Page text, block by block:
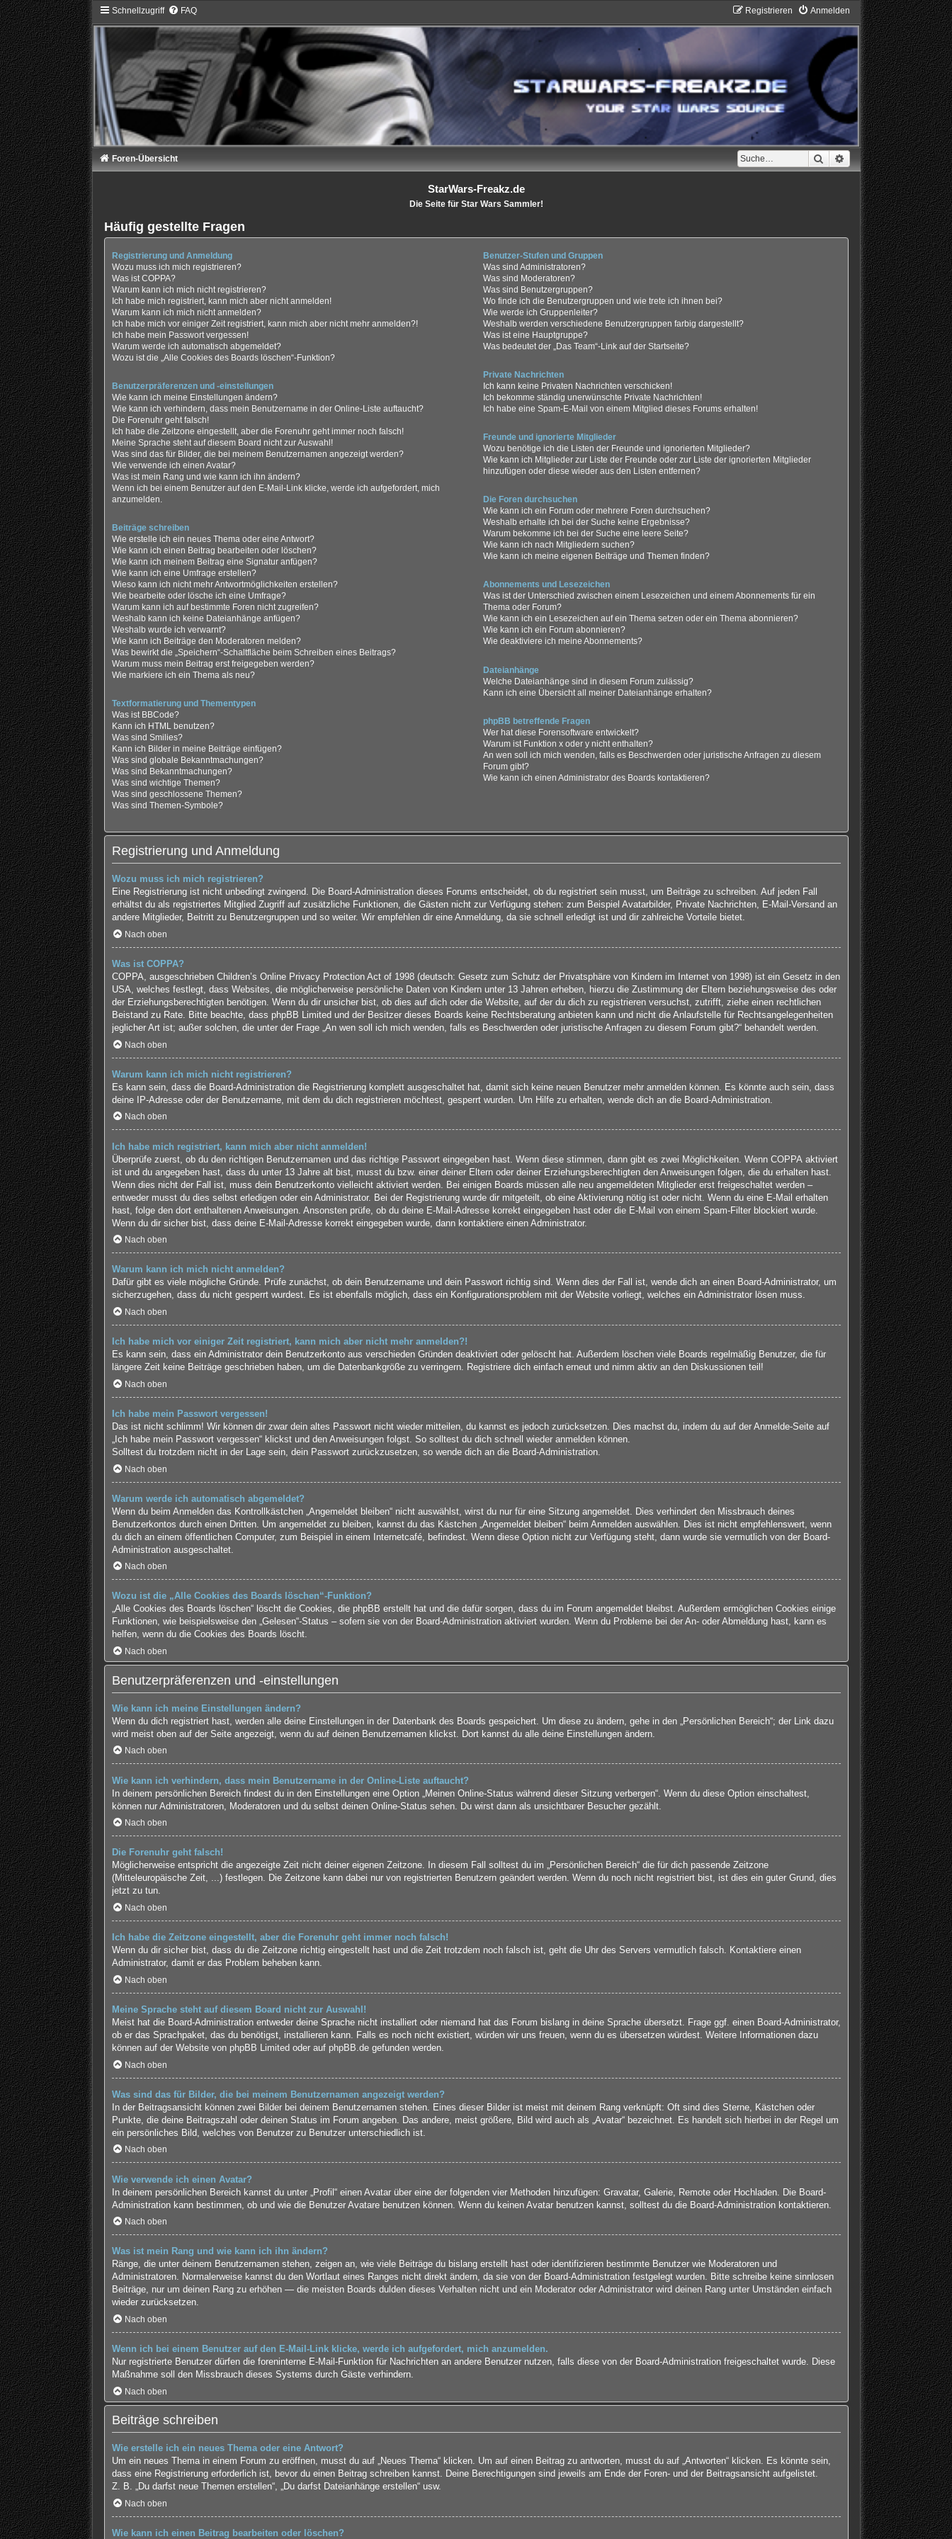
Schnellzugriff FAQ Anmelden
Registrieren
Suche Erweiterte Suche
Foren-Übersicht
StarWars-Freakz.de
Die Seite für Star Wars Sammler!
Häufig gestellte Fragen
Registrierung und Anmeldung
Wozu muss ich mich registrieren?
Was ist COPPA?
Warum kann ich mich nicht registrieren?
Ich habe mich registriert, kann mich aber nicht anmelden!
Warum kann ich mich nicht anmelden?
Ich habe mich vor einiger Zeit registriert, kann mich aber nicht mehr anmelden?!
Ich habe mein Passwort vergessen!
Warum werde ich automatisch abgemeldet?
Wozu ist die „Alle Cookies des Boards löschen“-Funktion?
Benutzerpräferenzen und -einstellungen
Wie kann ich meine Einstellungen ändern?
Wie kann ich verhindern, dass mein Benutzername in der Online-Liste auftaucht?
Die Forenuhr geht falsch!
Ich habe die Zeitzone eingestellt, aber die Forenuhr geht immer noch falsch!
Meine Sprache steht auf diesem Board nicht zur Auswahl!
Was sind das für Bilder, die bei meinem Benutzernamen angezeigt werden?
Wie verwende ich einen Avatar?
Was ist mein Rang und wie kann ich ihn ändern?
Wenn ich bei einem Benutzer auf den E-Mail-Link klicke, werde ich aufgefordert, mich
anzumelden.
Beiträge schreiben
Wie erstelle ich ein neues Thema oder eine Antwort?
Wie kann ich einen Beitrag bearbeiten oder löschen?
Wie kann ich meinem Beitrag eine Signatur anfügen?
Wie kann ich eine Umfrage erstellen?
Wieso kann ich nicht mehr Antwortmöglichkeiten erstellen?
Wie bearbeite oder lösche ich eine Umfrage?
Warum kann ich auf bestimmte Foren nicht zugreifen?
Weshalb kann ich keine Dateianhänge anfügen?
Weshalb wurde ich verwarnt?
Wie kann ich Beiträge den Moderatoren melden?
Was bewirkt die „Speichern“-Schaltfläche beim Schreiben eines Beitrags?
Warum muss mein Beitrag erst freigegeben werden?
Wie markiere ich ein Thema als neu?
Textformatierung und Thementypen
Was ist BBCode?
Kann ich HTML benutzen?
Was sind Smilies?
Kann ich Bilder in meine Beiträge einfügen?
Was sind globale Bekanntmachungen?
Was sind Bekanntmachungen?
Was sind wichtige Themen?
Was sind geschlossene Themen?
Was sind Themen-Symbole?
Benutzer-Stufen und Gruppen
Was sind Administratoren?
Was sind Moderatoren?
Was sind Benutzergruppen?
Wo finde ich die Benutzergruppen und wie trete ich ihnen bei?
Wie werde ich Gruppenleiter?
Weshalb werden verschiedene Benutzergruppen farbig dargestellt?
Was ist eine Hauptgruppe?
Was bedeutet der „Das Team“-Link auf der Startseite?
Private Nachrichten
Ich kann keine Privaten Nachrichten verschicken!
Ich bekomme ständig unerwünschte Private Nachrichten!
Ich habe eine Spam-E-Mail von einem Mitglied dieses Forums erhalten!
Freunde und ignorierte Mitglieder
Wozu benötige ich die Listen der Freunde und ignorierten Mitglieder?
Wie kann ich Mitglieder zur Liste der Freunde oder zur Liste der ignorierten Mitglieder
hinzufügen oder diese wieder aus den Listen entfernen?
Die Foren durchsuchen
Wie kann ich ein Forum oder mehrere Foren durchsuchen?
Weshalb erhalte ich bei der Suche keine Ergebnisse?
Warum bekomme ich bei der Suche eine leere Seite?
Wie kann ich nach Mitgliedern suchen?
Wie kann ich meine eigenen Beiträge und Themen finden?
Abonnements und Lesezeichen
Was ist der Unterschied zwischen einem Lesezeichen und einem Abonnements für ein
Thema oder Forum?
Wie kann ich ein Lesezeichen auf ein Thema setzen oder ein Thema abonnieren?
Wie kann ich ein Forum abonnieren?
Wie deaktiviere ich meine Abonnements?
Dateianhänge
Welche Dateianhänge sind in diesem Forum zulässig?
Kann ich eine Übersicht all meiner Dateianhänge erhalten?
phpBB betreffende Fragen
Wer hat diese Forensoftware entwickelt?
Warum ist Funktion x oder y nicht enthalten?
An wen soll ich mich wenden, falls es Beschwerden oder juristische Anfragen zu diesem
Forum gibt?
Wie kann ich einen Administrator des Boards kontaktieren?
Registrierung und Anmeldung
Wozu muss ich mich registrieren?
Eine Registrierung ist nicht unbedingt zwingend. Die Board-Administration dieses Forums entscheidet, ob du registriert sein musst, um Beiträge zu schreiben. Auf jeden Fall
erhältst du als registriertes Mitglied Zugriff auf zusätzliche Funktionen, die Gästen nicht zur Verfügung stehen: zum Beispiel Avatarbilder, Private Nachrichten, E-Mail-Versand an
andere Mitglieder, Beitritt zu Benutzergruppen und so weiter. Wir empfehlen dir eine Anmeldung, da sie schnell erledigt ist und dir zahlreiche Vorteile bietet.
Nach oben
Was ist COPPA?
COPPA, ausgeschrieben Children’s Online Privacy Protection Act of 1998 (deutsch: Gesetz zum Schutz der Privatsphäre von Kindern im Internet von 1998) ist ein Gesetz in den
USA, welches festlegt, dass Websites, die möglicherweise persönliche Daten von Kindern unter 13 Jahren erheben, hierzu die Zustimmung der Eltern beziehungsweise des oder
der Erziehungsberechtigten benötigen. Wenn du dir unsicher bist, ob dies auf dich oder die Website, auf der du dich zu registrieren versuchst, zutrifft, ziehe einen rechtlichen
Beistand zu Rate. Bitte beachte, dass phpBB Limited und der Besitzer dieses Boards keine Rechtsberatung anbieten kann und nicht die Anlaufstelle für Rechtsangelegenheiten
jeglicher Art ist; außer solchen, die unter der Frage „An wen soll ich mich wenden, falls es Beschwerden oder juristische Anfragen zu diesem Forum gibt?“ behandelt werden.
Nach oben
Warum kann ich mich nicht registrieren?
Es kann sein, dass die Board-Administration die Registrierung komplett ausgeschaltet hat, damit sich keine neuen Benutzer mehr anmelden können. Es könnte auch sein, dass
deine IP-Adresse oder der Benutzername, mit dem du dich registrieren möchtest, gesperrt wurden. Um Hilfe zu erhalten, wende dich an die Board-Administration.
Nach oben
Ich habe mich registriert, kann mich aber nicht anmelden!
Überprüfe zuerst, ob du den richtigen Benutzernamen und das richtige Passwort eingegeben hast. Wenn diese stimmen, dann gibt es zwei Möglichkeiten. Wenn COPPA aktiviert
ist und du angegeben hast, dass du unter 13 Jahre alt bist, musst du bzw. einer deiner Eltern oder deiner Erziehungsberechtigten den Anweisungen folgen, die du erhalten hast.
Wenn dies nicht der Fall ist, muss dein Benutzerkonto vielleicht aktiviert werden. Bei einigen Boards müssen alle neu angemeldeten Mitglieder erst freigeschaltet werden –
entweder musst du dies selbst erledigen oder ein Administrator. Bei der Registrierung wurde dir mitgeteilt, ob eine Aktivierung nötig ist oder nicht. Wenn du eine E-Mail erhalten
hast, folge den dort enthaltenen Anweisungen. Ansonsten prüfe, ob du deine E-Mail-Adresse korrekt eingegeben hast oder die E-Mail von einem Spam-Filter blockiert wurde.
Wenn du dir sicher bist, dass deine E-Mail-Adresse korrekt eingegeben wurde, dann kontaktiere einen Administrator.
Nach oben
Warum kann ich mich nicht anmelden?
Dafür gibt es viele mögliche Gründe. Prüfe zunächst, ob dein Benutzername und dein Passwort richtig sind. Wenn dies der Fall ist, wende dich an einen Board-Administrator, um
sicherzugehen, dass du nicht gesperrt wurdest. Es ist ebenfalls möglich, dass ein Konfigurationsproblem mit der Website vorliegt, welches ein Administrator lösen muss.
Nach oben
Ich habe mich vor einiger Zeit registriert, kann mich aber nicht mehr anmelden?!
Es kann sein, dass ein Administrator dein Benutzerkonto aus verschieden Gründen deaktiviert oder gelöscht hat. Außerdem löschen viele Boards regelmäßig Benutzer, die für
längere Zeit keine Beiträge geschrieben haben, um die Datenbankgröße zu verringern. Registriere dich einfach erneut und nimm aktiv an den Diskussionen teil!
Nach oben
Ich habe mein Passwort vergessen!
Das ist nicht schlimm! Wir können dir zwar dein altes Passwort nicht wieder mitteilen, du kannst es jedoch zurücksetzen. Dies machst du, indem du auf der Anmelde-Seite auf
„Ich habe mein Passwort vergessen“ klickst und den Anweisungen folgst. So solltest du dich schnell wieder anmelden können.
Solltest du trotzdem nicht in der Lage sein, dein Passwort zurückzusetzen, so wende dich an die Board-Administration.
Nach oben
Warum werde ich automatisch abgemeldet?
Wenn du beim Anmelden das Kontrollkästchen „Angemeldet bleiben“ nicht auswählst, wirst du nur für eine Sitzung angemeldet. Dies verhindert den Missbrauch deines
Benutzerkontos durch einen Dritten. Um angemeldet zu bleiben, kannst du das Kästchen „Angemeldet bleiben“ beim Anmelden auswählen. Dies ist nicht empfehlenswert, wenn
du dich an einem öffentlichen Computer, zum Beispiel in einem Internetcafé, befindest. Wenn diese Option nicht zur Verfügung steht, dann wurde sie vermutlich von der Board-
Administration ausgeschaltet.
Nach oben
Wozu ist die „Alle Cookies des Boards löschen“-Funktion?
„Alle Cookies des Boards löschen“ löscht die Cookies, die phpBB erstellt hat und die dafür sorgen, dass du im Forum angemeldet bleibst. Außerdem ermöglichen Cookies einige
Funktionen, wie beispielsweise den „Gelesen“-Status – sofern sie von der Board-Administration aktiviert wurden. Wenn du Probleme bei der An- oder Abmeldung hast, kann es
helfen, wenn du die Cookies des Boards löscht.
Nach oben
Benutzerpräferenzen und -einstellungen
Wie kann ich meine Einstellungen ändern?
Wenn du dich registriert hast, werden alle deine Einstellungen in der Datenbank des Boards gespeichert. Um diese zu ändern, gehe in den „Persönlichen Bereich“; der Link dazu
wird meist oben auf der Seite angezeigt, wenn du auf deinen Benutzernamen klickst. Dort kannst du alle deine Einstellungen ändern.
Nach oben
Wie kann ich verhindern, dass mein Benutzername in der Online-Liste auftaucht?
In deinem persönlichen Bereich findest du in den Einstellungen eine Option „Meinen Online-Status während dieser Sitzung verbergen“. Wenn du diese Option einschaltest,
können nur Administratoren, Moderatoren und du selbst deinen Online-Status sehen. Du wirst dann als unsichtbarer Besucher gezählt.
Nach oben
Die Forenuhr geht falsch!
Möglicherweise entspricht die angezeigte Zeit nicht deiner eigenen Zeitzone. In diesem Fall solltest du im „Persönlichen Bereich“ die für dich passende Zeitzone
(Mitteleuropäische Zeit, ...) festlegen. Die Zeitzone kann dabei nur von registrierten Benutzern geändert werden. Wenn du noch nicht registriert bist, ist dies ein guter Grund, dies
jetzt zu tun.
Nach oben
Ich habe die Zeitzone eingestellt, aber die Forenuhr geht immer noch falsch!
Wenn du dir sicher bist, dass du die Zeitzone richtig eingestellt hast und die Zeit trotzdem noch falsch ist, geht die Uhr des Servers vermutlich falsch. Kontaktiere einen
Administrator, damit er das Problem beheben kann.
Nach oben
Meine Sprache steht auf diesem Board nicht zur Auswahl!
Meist hat die Board-Administration entweder deine Sprache nicht installiert oder niemand hat das Forum bislang in deine Sprache übersetzt. Frage ggf. einen Board-Administrator,
ob er das Sprachpaket, das du benötigst, installieren kann. Falls es noch nicht existiert, würden wir uns freuen, wenn du es übersetzen würdest. Weitere Informationen dazu
können auf der Website von phpBB Limited oder auf phpBB.degefunden werden.
Nach oben
Was sind das für Bilder, die bei meinem Benutzernamen angezeigt werden?
In der Beitragsansicht können zwei Bilder bei deinem Benutzernamen stehen. Eines dieser Bilder ist meist mit deinem Rang verknüpft: Oft sind dies Sterne, Kästchen oder
Punkte, die deine Beitragszahl oder deinen Status im Forum angeben. Das andere, meist größere, Bild wird auch als „Avatar“ bezeichnet. Es handelt sich hierbei in der Regel um
ein persönliches Bild, welches von Benutzer zu Benutzer unterschiedlich ist.
Nach oben
Wie verwende ich einen Avatar?
In deinem persönlichen Bereich kannst du unter „Profil“ einen Avatar über eine der folgenden vier Methoden hinzufügen: Gravatar, Galerie, Remote oder Hochladen. Die Board-
Administration kann bestimmen, ob und wie die Benutzer Avatare benutzen können. Wenn du keinen Avatar benutzen kannst, solltest du die Board-Administration kontaktieren.
Nach oben
Was ist mein Rang und wie kann ich ihn ändern?
Ränge, die unter deinem Benutzernamen stehen, zeigen an, wie viele Beiträge du bislang erstellt hast oder identifizieren bestimmte Benutzer wie Moderatoren und
Administratoren. Normalerweise kannst du den Wortlaut eines Ranges nicht direkt ändern, da sie von der Board-Administration festgelegt wurden. Bitte schreibe keine sinnlosen
Beiträge, nur um deinen Rang zu erhöhen — die meisten Boards dulden dieses Verhalten nicht und ein Moderator oder Administrator wird deinen Rang unter Umständen einfach
wieder zurücksetzen.
Nach oben
Wenn ich bei einem Benutzer auf den E-Mail-Link klicke, werde ich aufgefordert, mich anzumelden.
Nur registrierte Benutzer dürfen die foreninterne E-Mail-Funktion für Nachrichten an andere Benutzer nutzen, falls diese von der Board-Administration freigeschaltet wurde. Diese
Maßnahme soll den Missbrauch dieses Systems durch Gäste verhindern.
Nach oben
Beiträge schreiben
Wie erstelle ich ein neues Thema oder eine Antwort?
Um ein neues Thema in einem Forum zu eröffnen, musst du auf „Neues Thema“ klicken. Um auf einen Beitrag zu antworten, musst du auf „Antworten“ klicken. Es könnte sein,
dass eine Registrierung erforderlich ist, bevor du einen Beitrag schreiben kannst. Deine Berechtigungen sind jeweils am Ende der Foren- und der Beitragsansicht aufgelistet.
Z. B. „Du darfst neue Themen erstellen“, „Du darfst Dateianhänge erstellen“ usw.
Nach oben
Wie kann ich einen Beitrag bearbeiten oder löschen?